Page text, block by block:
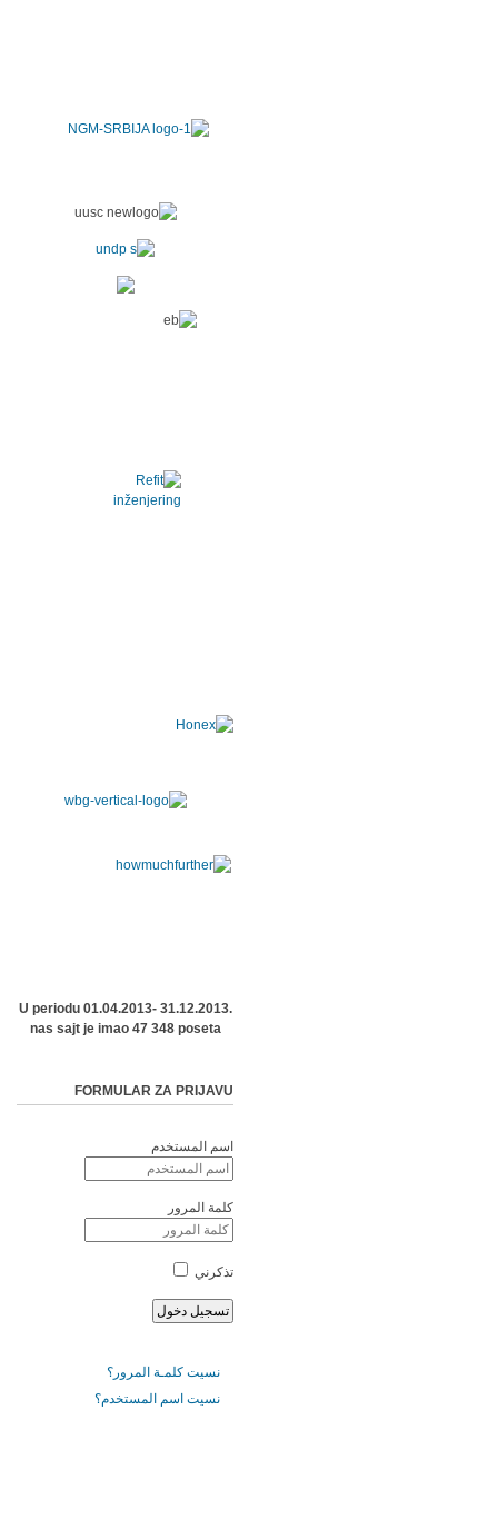
U periodu 01.04.2013- 31.12.2013.
nas sajt je imao 47 348 poseta
FORMULAR ZA PRIJAVU
اسم المستخدم
كلمة المرور
تذكرني
نسيت كلمـة المرور؟
نسيت اسم المستخدم؟